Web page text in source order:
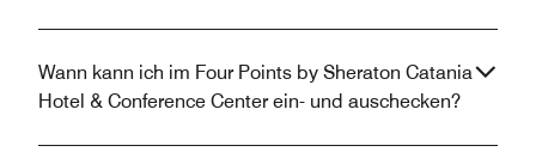
Wann kann ich im Four Points by Sheraton Catania
Hotel & Conference Center ein- und auschecken?